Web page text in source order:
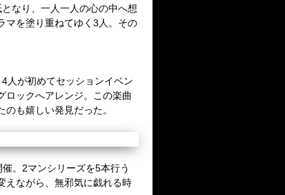
なり、一人一人の心の中へ想
を塗り重ねてゆく 3 人。その
4人が初めてセッションイベン
ロックへアレンジ。この楽曲
も嬉しい発見だった。
。 2マンシリーズを5本行う
えながら、無邪気に戯れる時